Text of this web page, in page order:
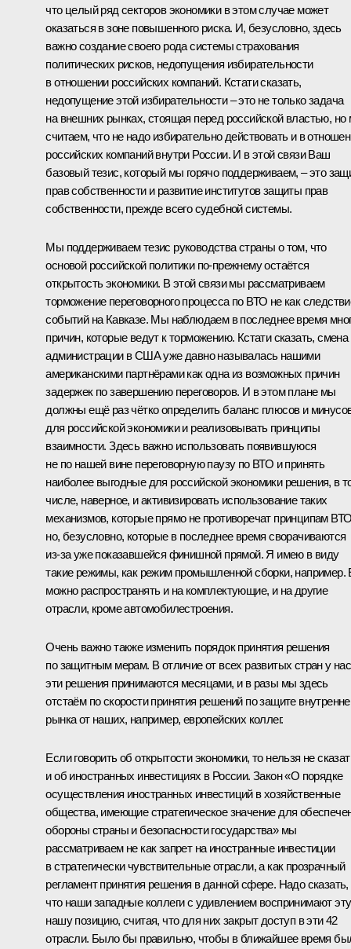
что целый ряд секторов экономики в этом случае может
оказаться в зоне повышенного риска. И, безусловно, здесь
важно создание своего рода системы страхования
политических рисков, недопущения избирательности
в отношении российских компаний. Кстати сказать,
недопущение этой избирательности – это не только задача
на внешних рынках, стоящая перед российской властью,
считаем, что не надо избирательно действовать и в
российских компаний внутри России. И в этой связи Ваш
базовый тезис, который мы горячо поддерживаем, – это
прав собственности и развитие институтов защиты прав
собственности, прежде всего судебной системы.
Мы поддерживаем тезис руководства страны о том, что
основой российской политики по‑прежнему остаётся
открытость экономики. В этой связи мы рассматриваем
торможение переговорного процесса по ВТО не как
событий на Кавказе. Мы наблюдаем в последнее время
причин, которые ведут к торможению. Кстати сказать, смена
администрации в США уже давно называлась нашими
американскими партнёрами как одна из возможных причин
задержек по завершению переговоров. И в этом плане мы
должны ещё раз чётко определить баланс плюсов и
для российской экономики и реализовывать принципы
взаимности. Здесь важно использовать появившуюся
не по нашей вине переговорную паузу по ВТО и принять
наиболее выгодные для российской экономики решения, в
числе, наверное, и активизировать использование таких
механизмов, которые прямо не противоречат принципам
но, безусловно, которые в последнее время сворачиваются
из‑за уже показавшейся финишной прямой. Я имею в виду
такие режимы, как режим промышленной сборки, например.
можно распространять и на комплектующие, и на другие
отрасли, кроме автомобилестроения.
Очень важно также изменить порядок принятия решения
по защитным мерам. В отличие от всех развитых стран у нас
эти решения принимаются месяцами, и в разы мы здесь
отстаём по скорости принятия решений по защите
рынка от наших, например, европейских коллег.
Если говорить об открытости экономики, то нельзя не
и об иностранных инвестициях в России. Закон «О порядке
осуществления иностранных инвестиций в хозяйственные
общества, имеющие стратегическое значение для
обороны страны и безопасности государства» мы
рассматриваем не как запрет на иностранные инвестиции
в стратегически чувствительные отрасли, а как прозрачный
регламент принятия решения в данной сфере. Надо сказать,
что наши западные коллеги с удивлением воспринимают эту
нашу позицию, считая, что для них закрыт доступ в эти 42
отрасли. Было бы правильно, чтобы в ближайшее время